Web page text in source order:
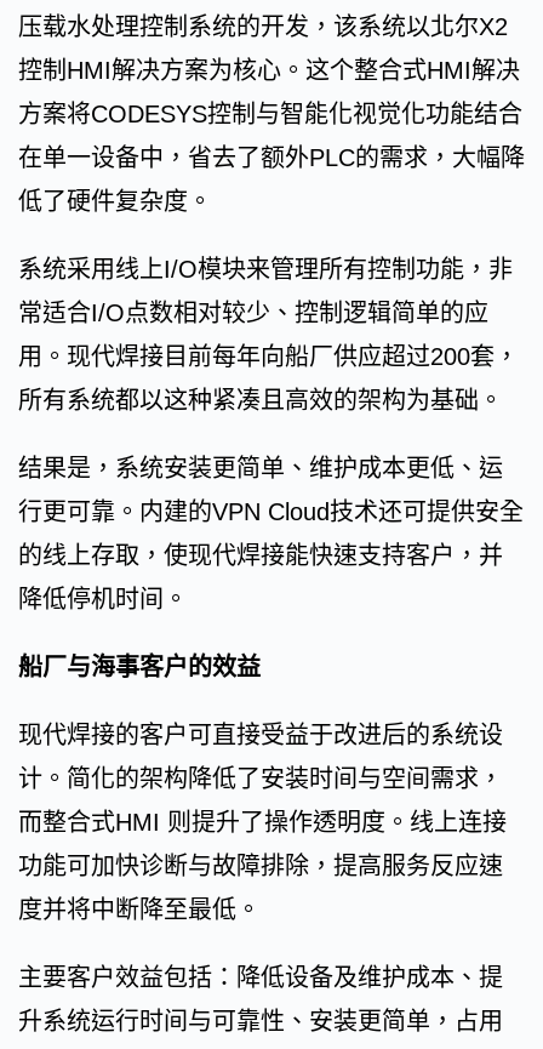
压载水处理控制系统的开发，该系统以北尔X2
控制HMI解决方案为核心。这个整合式HMI解决
方案将CODESYS控制与智能化视觉化功能结合
在单一设备中，省去了额外PLC的需求，大幅降
低了硬件复杂度。
系统采用线上I/O模块来管理所有控制功能，非
常适合I/O点数相对较少、控制逻辑简单的应
用。现代焊接目前每年向船厂供应超过200套，
所有系统都以这种紧凑且高效的架构为基础。
结果是，系统安装更简单、维护成本更低、运
行更可靠。内建的VPN Cloud技术还可提供安全
的线上存取，使现代焊接能快速支持客户，并
降低停机时间。
船厂与海事客户的效益
现代焊接的客户可直接受益于改进后的系统设
计。简化的架构降低了安装时间与空间需求，
而整合式HMI 则提升了操作透明度。线上连接
功能可加快诊断与故障排除，提高服务反应速
度并将中断降至最低。
主要客户效益包括：降低设备及维护成本、提
升系统运行时间与可靠性、安装更简单，占用